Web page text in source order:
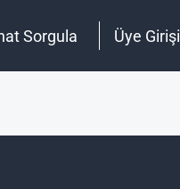
Sorgula Üye Girişi